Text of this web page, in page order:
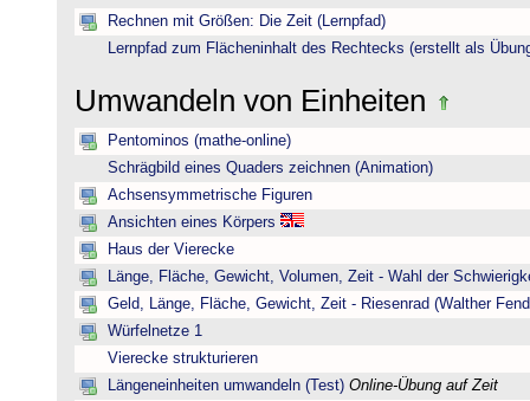
Rechnen mit Größen: Die Zeit (Lernpfad)
Lernpfad zum Flächeninhalt des Rechtecks (erstellt als
Umwandeln von Einheiten
Pentominos (mathe-online)
Schrägbild eines Quaders zeichnen (Animation)
Achsensymmetrische Figuren
Ansichten eines Körpers
Haus der Vierecke
Länge, Fläche, Gewicht, Volumen, Zeit - Wahl der
Geld, Länge, Fläche, Gewicht, Zeit - Riesenrad (Walther
Würfelnetze 1
Vierecke strukturieren
Längeneinheiten umwandeln (Test) Online-Übung auf Zeit